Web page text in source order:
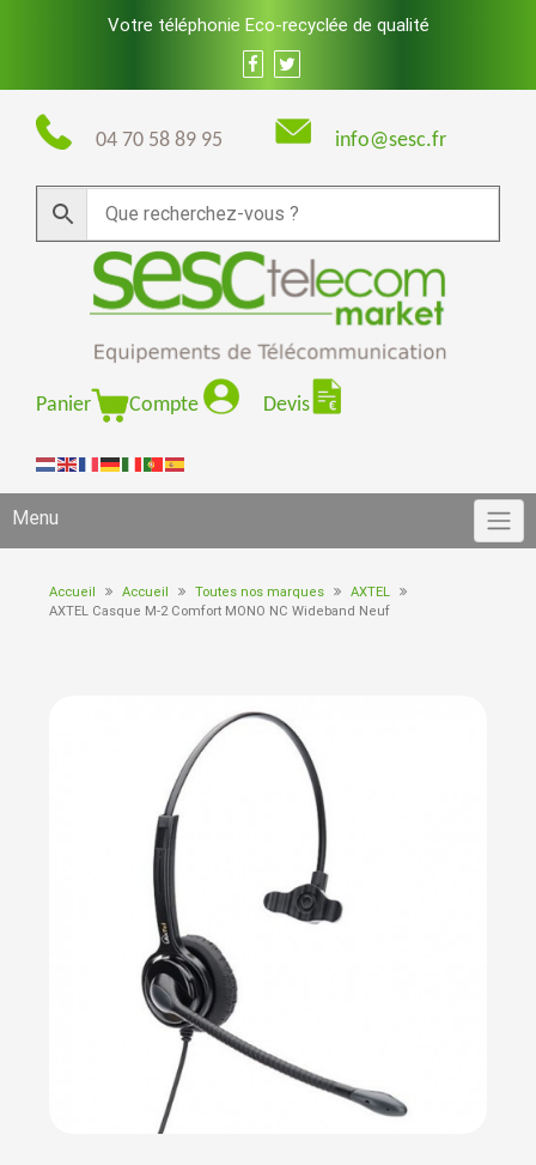
Votre téléphonie Eco-recyclée de qualité
04 70 58 89 95 info@sesc.fr
Panier Compte Devis
Menu
Accueil Accueil Toutes nos marques
AXTEL
AXTEL Casque M-2 Comfort MONO NC Wideband Neuf